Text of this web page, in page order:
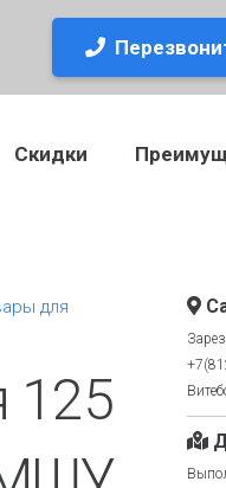
Скидки
для
125